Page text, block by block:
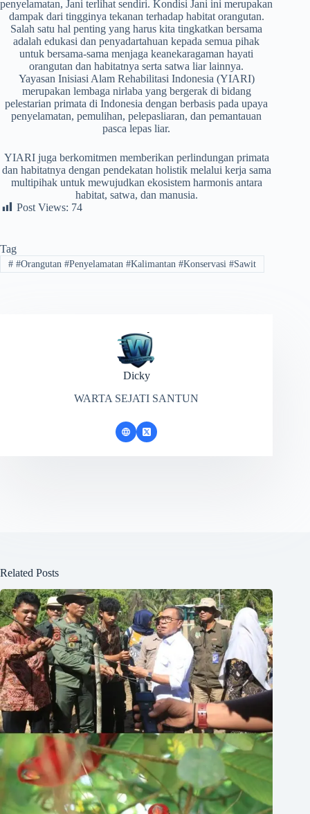
penyelamatan, Jani terlihat sendiri. Kondisi Jani ini merupakan
dampak dari tingginya tekanan terhadap habitat orangutan.
Salah satu hal penting yang harus kita tingkatkan bersama
adalah edukasi dan penyadartahuan kepada semua pihak
untuk bersama-sama menjaga keanekaragaman hayati
orangutan dan habitatnya serta satwa liar lainnya.
Yayasan Inisiasi Alam Rehabilitasi Indonesia (YIARI)
merupakan lembaga nirlaba yang bergerak di bidang
pelestarian primata di Indonesia dengan berbasis pada upaya
penyelamatan, pemulihan, pelepasliaran, dan pemantauan
pasca lepas liar.
YIARI juga berkomitmen memberikan perlindungan primata
dan habitatnya dengan pendekatan holistik melalui kerja sama
multipihak untuk mewujudkan ekosistem harmonis antara
habitat, satwa, dan manusia.
Post Views: 74
Tag
##Orangutan ​#Penyelamatan ​#Kalimantan ​#Konservasi ​#Sawit
Dicky
WARTA SEJATI SANTUN
Related Posts